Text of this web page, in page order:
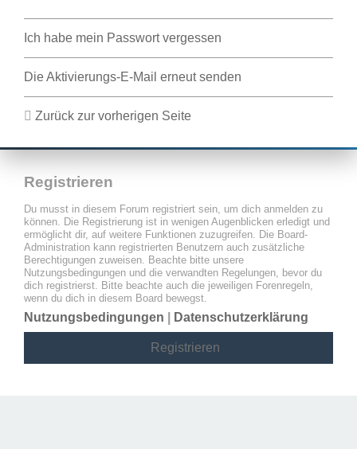
Ich habe mein Passwort vergessen
Die Aktivierungs-E-Mail erneut senden
Zurück zur vorherigen Seite
Registrieren
Du musst in diesem Forum registriert sein, um dich anmelden zu
können. Die Registrierung ist in wenigen Augenblicken erledigt und
ermöglicht dir, auf weitere Funktionen zuzugreifen. Die Board-
Administration kann registrierten Benutzern auch zusätzliche
Berechtigungen zuweisen. Beachte bitte unsere
Nutzungsbedingungen und die verwandten Regelungen, bevor du
dich registrierst. Bitte beachte auch die jeweiligen Forenregeln,
wenn du dich in diesem Board bewegst.
Nutzungsbedingungen Datenschutzerklärung
Registrieren